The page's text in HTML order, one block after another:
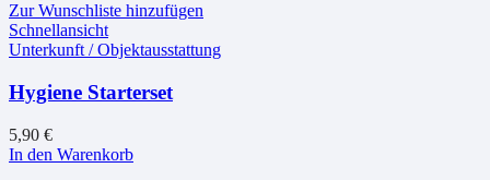
Zur Wunschliste hinzufügen
Schnellansicht
Unterkunft / Objektausstattung
Hygiene Starterset
5,90 €
In den Warenkorb